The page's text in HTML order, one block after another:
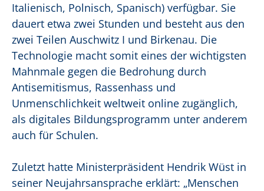
Italienisch, Polnisch, Spanisch) verfügbar. Sie
dauert etwa zwei Stunden und besteht aus den
zwei Teilen Auschwitz I und Birkenau. Die
Technologie macht somit eines der wichtigsten
Mahnmale gegen die Bedrohung durch
Antisemitismus, Rassenhass und
Unmenschlichkeit weltweit online zugänglich,
als digitales Bildungsprogramm unter anderem
auch für Schulen.
Zuletzt hatte Ministerpräsident Hendrik Wüst in
seiner Neujahrsansprache erklärt: „Menschen